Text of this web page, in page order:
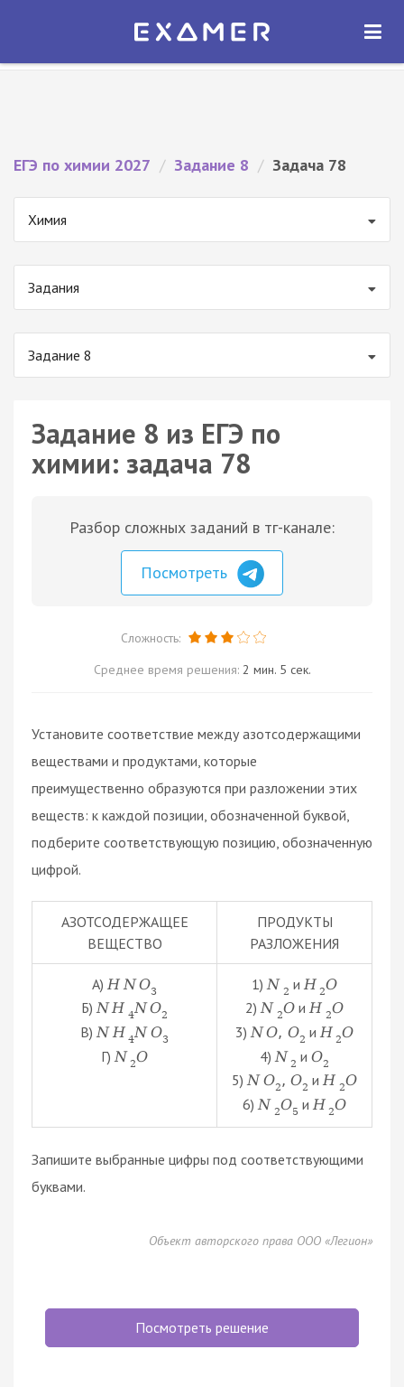
Экзамер — ЕГЭ 2027
ОТКРЫТЬ
ЕГЭ по химии 2027 / Задание 8 / Задача 78
Химия
Задания
Задание 8
Задание 8 из ЕГЭ по
химии: задача 78
Разбор сложных заданий в тг-канале:
Посмотреть
Сложность:
Среднее время решения: 2 мин. 5 сек.
Установите соответствие между азотсодержащими
веществами и продуктами, которые
преимущественно образуются при разложении этих
веществ: к каждой позиции, обозначенной буквой,
подберите соответствующую позицию, обозначенную
цифрой.
АЗОТСОДЕРЖАЩЕЕ
ВЕЩЕСТВО
ПРОДУКТЫ
РАЗЛОЖЕНИЯ
А) H NO3
Б)NH 4NO2
В)N H 4NO3
Г) N 2O
1) N 2 и H 2O
2)N 2O и H 2O
3)NO, O2 и H 2O
4) N 2 иO2
5)NO2, O2 иH 2O
6)N 2O5 и H 2O
Запишите выбранные цифры под соответствующими
буквами.
Объект авторского права ООО «Легион»
Посмотреть решение